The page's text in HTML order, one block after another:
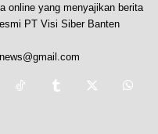
online yang menyajikan berita
PT Visi Siber Banten